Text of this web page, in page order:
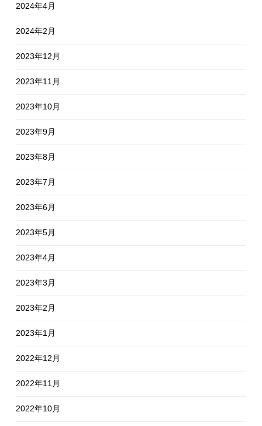
2024年4月
2024年2月
2023年12月
2023年11月
2023年10月
2023年9月
2023年8月
2023年7月
2023年6月
2023年5月
2023年4月
2023年3月
2023年2月
2023年1月
2022年12月
2022年11月
2022年10月